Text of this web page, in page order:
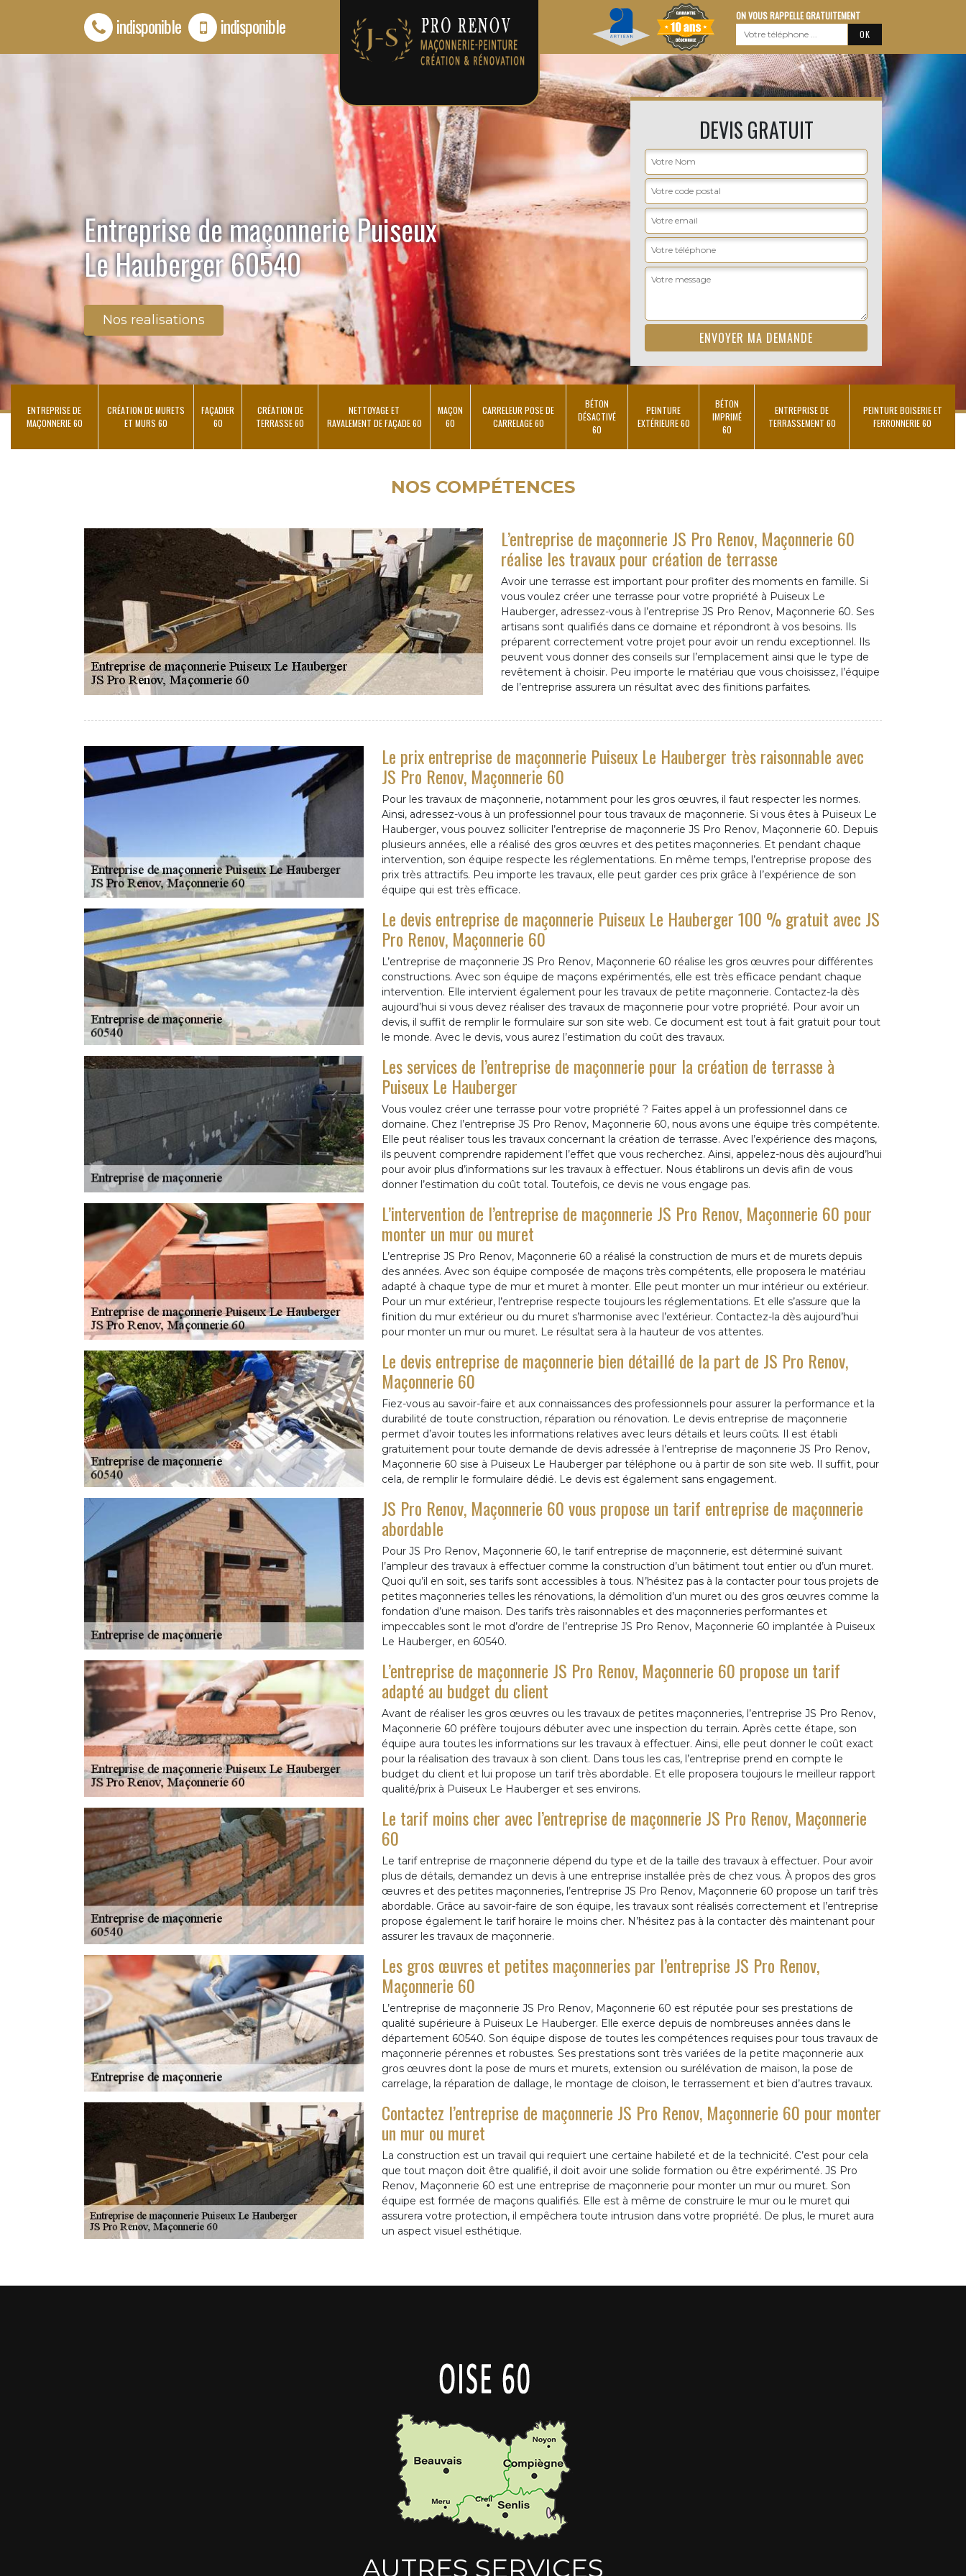
indisponible indisponible ON VOUS RAPPELLE GRATUITEMENT
Entreprise de maçonnerie Puiseux
Le Hauberger 60540
Nos realisations
DEVIS GRATUIT
ENTREPRISE DE
MAÇONNERIE 60
CRÉATION DE MURETS
ET MURS 60
FAÇADIER
60
CRÉATION DE
TERRASSE 60
NETTOYAGE ET
RAVALEMENT DE FAÇADE 60
MAÇON
60
CARRELEUR POSE DE
CARRELAGE 60
BÉTON
DÉSACTIVÉ
60
PEINTURE
EXTÉRIEURE 60
BÉTON
IMPRIMÉ
60
ENTREPRISE DE
TERRASSEMENT 60
PEINTURE BOISERIE ET
FERRONNERIE 60
NOS COMPÉTENCES
L’entreprise de maçonnerie JS Pro Renov, Maçonnerie 60
réalise les travaux pour création de terrasse
Avoir une terrasse est important pour profiter des moments en famille. Si
vous voulez créer une terrasse pour votre propriété à Puiseux Le
Hauberger, adressez-vous à l’entreprise JS Pro Renov, Maçonnerie 60. Ses
artisans sont qualifiés dans ce domaine et répondront à vos besoins. Ils
préparent correctement votre projet pour avoir un rendu exceptionnel. Ils
peuvent vous donner des conseils sur l’emplacement ainsi que le type de
revêtement à choisir. Peu importe le matériau que vous choisissez, l’équipe
de l’entreprise assurera un résultat avec des finitions parfaites.
Le prix entreprise de maçonnerie Puiseux Le Hauberger très raisonnable avec
JS Pro Renov, Maçonnerie 60
Pour les travaux de maçonnerie, notamment pour les gros œuvres, il faut respecter les normes.
Ainsi, adressez-vous à un professionnel pour tous travaux de maçonnerie. Si vous êtes à Puiseux Le
Hauberger, vous pouvez solliciter l’entreprise de maçonnerie JS Pro Renov, Maçonnerie 60. Depuis
plusieurs années, elle a réalisé des gros œuvres et des petites maçonneries. Et pendant chaque
intervention, son équipe respecte les réglementations. En même temps, l’entreprise propose des
prix très attractifs. Peu importe les travaux, elle peut garder ces prix grâce à l’expérience de son
équipe qui est très efficace.
Le devis entreprise de maçonnerie Puiseux Le Hauberger 100 % gratuit avec JS
Pro Renov, Maçonnerie 60
L’entreprise de maçonnerie JS Pro Renov, Maçonnerie 60 réalise les gros œuvres pour différentes
constructions. Avec son équipe de maçons expérimentés, elle est très efficace pendant chaque
intervention. Elle intervient également pour les travaux de petite maçonnerie. Contactez-la dès
aujourd’hui si vous devez réaliser des travaux de maçonnerie pour votre propriété. Pour avoir un
devis, il suffit de remplir le formulaire sur son site web. Ce document est tout à fait gratuit pour tout
le monde. Avec le devis, vous aurez l’estimation du coût des travaux.
Les services de l’entreprise de maçonnerie pour la création de terrasse à
Puiseux Le Hauberger
Vous voulez créer une terrasse pour votre propriété ? Faites appel à un professionnel dans ce
domaine. Chez l’entreprise JS Pro Renov, Maçonnerie 60, nous avons une équipe très compétente.
Elle peut réaliser tous les travaux concernant la création de terrasse. Avec l’expérience des maçons,
ils peuvent comprendre rapidement l’effet que vous recherchez. Ainsi, appelez-nous dès aujourd’hui
pour avoir plus d’informations sur les travaux à effectuer. Nous établirons un devis afin de vous
donner l’estimation du coût total. Toutefois, ce devis ne vous engage pas.
L’intervention de l’entreprise de maçonnerie JS Pro Renov, Maçonnerie 60 pour
monter un mur ou muret
L’entreprise JS Pro Renov, Maçonnerie 60 a réalisé la construction de murs et de murets depuis
des années. Avec son équipe composée de maçons très compétents, elle proposera le matériau
adapté à chaque type de mur et muret à monter. Elle peut monter un mur intérieur ou extérieur.
Pour un mur extérieur, l’entreprise respecte toujours les réglementations. Et elle s’assure que la
finition du mur extérieur ou du muret s’harmonise avec l’extérieur. Contactez-la dès aujourd’hui
pour monter un mur ou muret. Le résultat sera à la hauteur de vos attentes.
Le devis entreprise de maçonnerie bien détaillé de la part de JS Pro Renov,
Maçonnerie 60
Fiez-vous au savoir-faire et aux connaissances des professionnels pour assurer la performance et la
durabilité de toute construction, réparation ou rénovation. Le devis entreprise de maçonnerie
permet d’avoir toutes les informations relatives avec leurs détails et leurs coûts. Il est établi
gratuitement pour toute demande de devis adressée à l’entreprise de maçonnerie JS Pro Renov,
Maçonnerie 60 sise à Puiseux Le Hauberger par téléphone ou à partir de son site web. Il suffit, pour
cela, de remplir le formulaire dédié. Le devis est également sans engagement.
JS Pro Renov, Maçonnerie 60 vous propose un tarif entreprise de maçonnerie
abordable
Pour JS Pro Renov, Maçonnerie 60, le tarif entreprise de maçonnerie, est déterminé suivant
l’ampleur des travaux à effectuer comme la construction d’un bâtiment tout entier ou d’un muret.
Quoi qu’il en soit, ses tarifs sont accessibles à tous. N’hésitez pas à la contacter pour tous projets de
petites maçonneries telles les rénovations, la démolition d’un muret ou des gros œuvres comme la
fondation d’une maison. Des tarifs très raisonnables et des maçonneries performantes et
impeccables sont le mot d’ordre de l’entreprise JS Pro Renov, Maçonnerie 60 implantée à Puiseux
Le Hauberger, en 60540.
L’entreprise de maçonnerie JS Pro Renov, Maçonnerie 60 propose un tarif
adapté au budget du client
Avant de réaliser les gros œuvres ou les travaux de petites maçonneries, l’entreprise JS Pro Renov,
Maçonnerie 60 préfère toujours débuter avec une inspection du terrain. Après cette étape, son
équipe aura toutes les informations sur les travaux à effectuer. Ainsi, elle peut donner le coût exact
pour la réalisation des travaux à son client. Dans tous les cas, l’entreprise prend en compte le
budget du client et lui propose un tarif très abordable. Et elle proposera toujours le meilleur rapport
qualité/prix à Puiseux Le Hauberger et ses environs.
Le tarif moins cher avec l’entreprise de maçonnerie JS Pro Renov, Maçonnerie
60
Le tarif entreprise de maçonnerie dépend du type et de la taille des travaux à effectuer. Pour avoir
plus de détails, demandez un devis à une entreprise installée près de chez vous. À propos des gros
œuvres et des petites maçonneries, l’entreprise JS Pro Renov, Maçonnerie 60 propose un tarif très
abordable. Grâce au savoir-faire de son équipe, les travaux sont réalisés correctement et l’entreprise
propose également le tarif horaire le moins cher. N’hésitez pas à la contacter dès maintenant pour
assurer les travaux de maçonnerie.
Les gros œuvres et petites maçonneries par l’entreprise JS Pro Renov,
Maçonnerie 60
L’entreprise de maçonnerie JS Pro Renov, Maçonnerie 60 est réputée pour ses prestations de
qualité supérieure à Puiseux Le Hauberger. Elle exerce depuis de nombreuses années dans le
département 60540. Son équipe dispose de toutes les compétences requises pour tous travaux de
maçonnerie pérennes et robustes. Ses prestations sont très variées de la petite maçonnerie aux
gros œuvres dont la pose de murs et murets, extension ou surélévation de maison, la pose de
carrelage, la réparation de dallage, le montage de cloison, le terrassement et bien d’autres travaux.
Contactez l’entreprise de maçonnerie JS Pro Renov, Maçonnerie 60 pour monter
un mur ou muret
La construction est un travail qui requiert une certaine habileté et de la technicité. C’est pour cela
que tout maçon doit être qualifié, il doit avoir une solide formation ou être expérimenté. JS Pro
Renov, Maçonnerie 60 est une entreprise de maçonnerie pour monter un mur ou muret. Son
équipe est formée de maçons qualifiés. Elle est à même de construire le mur ou le muret qui
assurera votre protection, il empêchera toute intrusion dans votre propriété. De plus, le muret aura
un aspect visuel esthétique.
AUTRES SERVICES